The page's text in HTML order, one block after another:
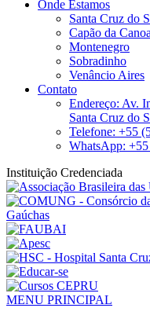
Onde Estamos
Santa Cruz do
Capão da Canoa
Montenegro
Sobradinho
Venâncio Aires
Contato
Endereço: Av.
Santa Cruz do
Telefone: +55
WhatsApp:
Instituição Credenciada
MENU PRINCIPAL